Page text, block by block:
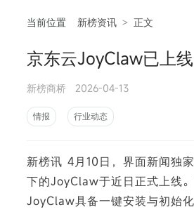
当前位置 新榜资讯 > 正文
京东云JoyClaw已上线
新榜商桥 2026-04-13
情报 行业动态
新榜讯 4月10日，界面新闻独
下的JoyClaw于近日正式上线。
JoyClaw具备一键安装与初始